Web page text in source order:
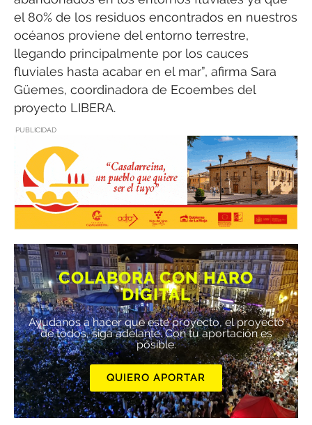
el 80% de los residuos encontrados en nuestros
océanos proviene del entorno terrestre,
llegando principalmente por los cauces
fluviales hasta acabar en el mar”, afirma Sara
Güemes, coordinadora de Ecoembes del
proyecto LIBERA.
PUBLICIDAD
COLABORA CON HARO
DIGITAL
Ayúdanos a hacer que este proyecto, el proyecto
de todos, siga adelante. Con tu aportación es
posible.
QUIERO APORTAR